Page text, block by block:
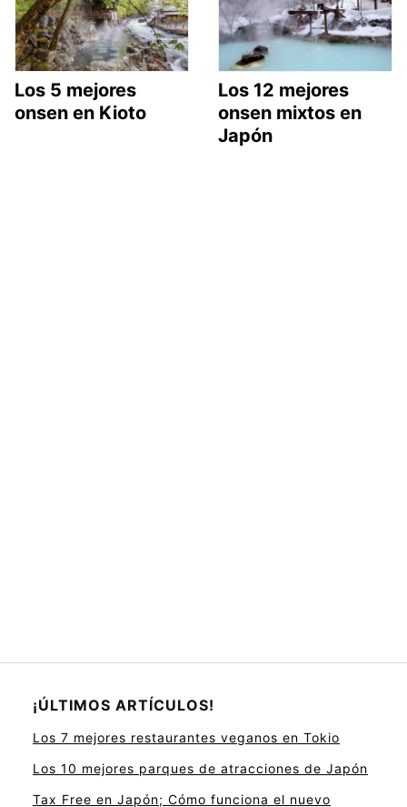
Los 5 mejores
onsen en Kioto
Los 12 mejores
onsen mixtos en
Japón
¡ÚLTIMOS ARTÍCULOS!
Los 7 mejores restaurantes veganos en Tokio
Los 10 mejores parques de atracciones de Japón
Tax Free en Japón; Cómo funciona el nuevo